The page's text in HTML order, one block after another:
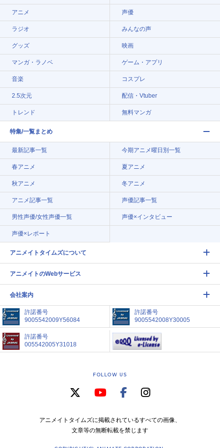
アニメ 声優
ラジオ みんなの声
グッズ 映画
マンガ・ラノベ ゲーム・アプリ
音楽 コスプレ
2.5次元 配信・Vtuber
トレンド 無料マンガ
特集/一覧まとめ
最新記事一覧 今期アニメ曜日別一覧
春アニメ 夏アニメ
秋アニメ 冬アニメ
アニメ記事一覧 声優記事一覧
男性声優/女性声優一覧 声優×インタビュー
声優×レポート
アニメイトタイムズについて
アニメイトのWebサービス
会社案内
許諾番号
9005542009Y56084
許諾番号
9005542008Y30005
許諾番号
005542005Y31018
FOLLOW US
アニメイトタイムズに掲載されているすべての画像、
文章等の無断転載を禁じます